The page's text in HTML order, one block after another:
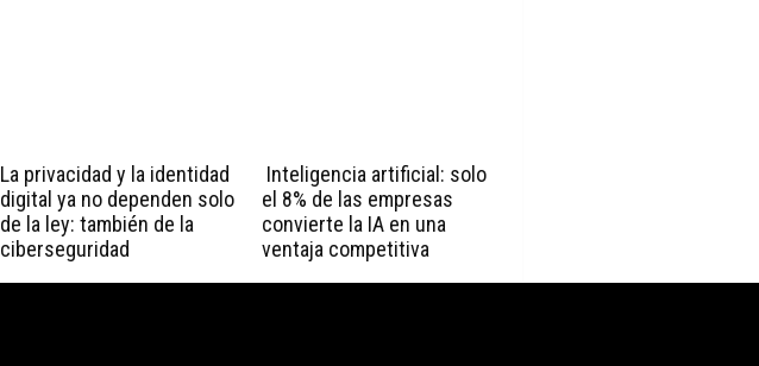
La privacidad y la identidad
digital ya no dependen solo
de la ley: también de la
ciberseguridad
Inteligencia artificial: solo
el 8% de las empresas
convierte la IA en una
ventaja competitiva